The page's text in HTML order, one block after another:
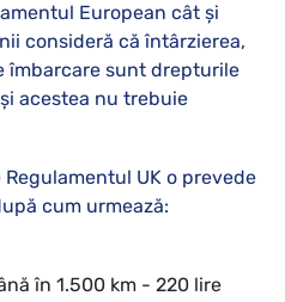
European cât și
consideră că întârzierea,
îmbarcare sunt drepturile
acestea nu trebuie
UK o prevede
cum urmează:
în 1.500 km - 220 lire